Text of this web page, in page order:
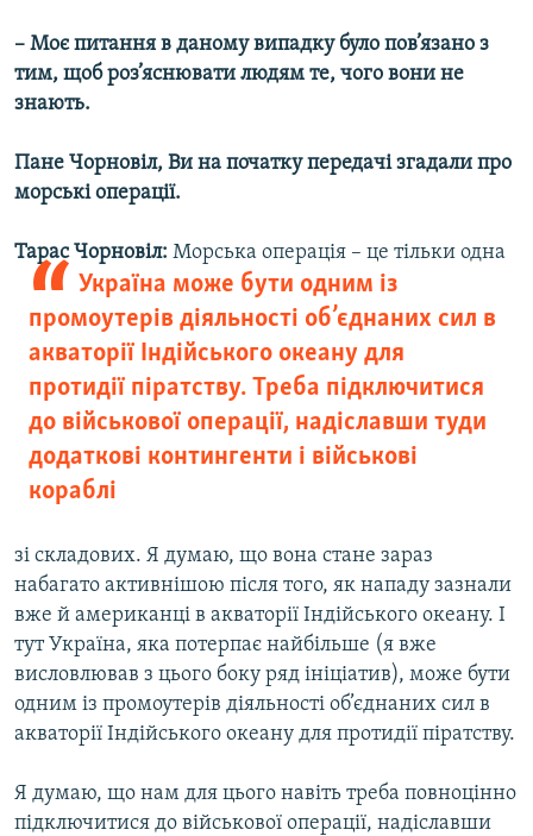
– Моє питання в даному випадку було пов’язано з
тим, щоб роз’яснювати людям те, чого вони не
знають.
Пане Чорновіл, Ви на початку передачі згадали про
морські операції.
Тарас Чорновіл:
Україна може бути одним із
промоутерів діяльності об’єднаних сил в
акваторії Індійського океану для
протидії піратству. Треба підключитися
до військової операції, надіславши туди
додаткові контингенти і військові
кораблі
Морська операція – це тільки одна
зі складових. Я думаю, що вона стане зараз
набагато активнішою після того, як нападу зазнали
вже й американці в акваторії Індійського океану. І
тут Україна, яка потерпає найбільше (я вже
висловлював з цього боку ряд ініціатив), може бути
одним із промоутерів діяльності об’єднаних сил в
акваторії Індійського океану для протидії піратству.
Я думаю, що нам для цього навіть треба повноцінно
підключитися до військової операції, надіславши